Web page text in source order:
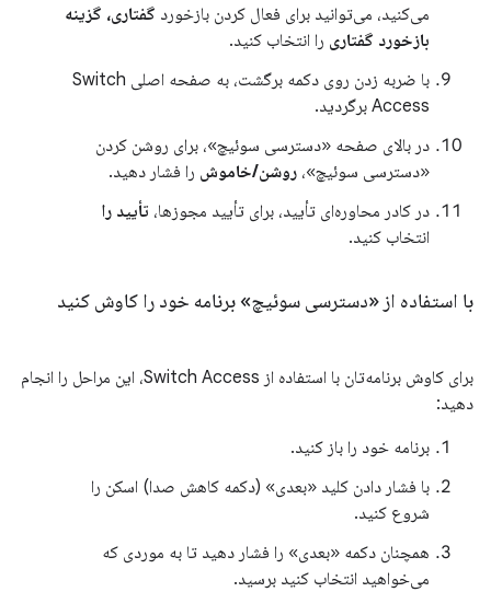
می‌کنید، می‌توانید برای فعال کردن بازخورد گفتاری، گزینه
بازخورد گفتاری را انتخاب کنید.
با ضربه زدن روی دکمه برگشت، به صفحه اصلی Switch
Access برگردید.
در بالای صفحه «دسترسی سوئیچ»، برای روشن کردن
«دسترسی سوئیچ»، روشن/خاموش را فشار دهید.
در کادر محاوره‌ای تأیید، برای تأیید مجوزها، تأیید را
انتخاب کنید.
با استفاده از «دسترسی سوئیچ» برنامه خود را کاوش کنید
برای کاوش برنامه‌تان با استفاده از Switch Access، این مراحل را انجام
دهید:
برنامه خود را باز کنید.
با فشار دادن کلید «بعدی» (دکمه کاهش صدا) اسکن را
شروع کنید.
همچنان دکمه «بعدی» را فشار دهید تا به موردی که
می‌خواهید انتخاب کنید برسید.